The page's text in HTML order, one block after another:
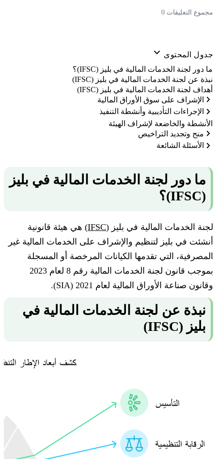
مجموع التعليقات 0
جدول المحتوى
ما دور لجنة الخدمات المالية في بليز (IFSC)؟
نبذة عن لجنة الخدمات المالية في بليز (IFSC)
أهداف لجنة الخدمات المالية في بليز (IFSC)
الإشراف على سوق الأوراق المالية
الإجراءات التأديبية وأنشطة التنفيذ
الأنشطة والخاضعة لإشراف الهيئة
منح وتجديد التراخيص
الأسئلة الشائعة
ما دور لجنة الخدمات المالية في بليز
(IFSC)؟
لجنة الخدمات المالية في بليز (IFSC) هي هيئة قانونية
أنشئت في بليز لتنظيم والإشراف على الخدمات المالية غير
المصرفية، التي تقدمها الكيانات المرخصة أو المسجلة
بموجب قانون لجنة الخدمات المالية رقم 8 لعام 2023
وقانون صناعة الأوراق المالية لعام 2021 (SIA).
نبذة عن لجنة الخدمات المالية في
بليز (IFSC)